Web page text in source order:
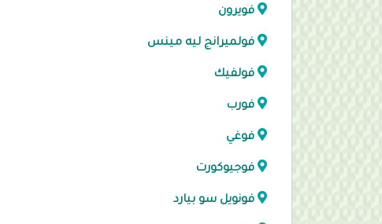
فويرون
فولميرانج ليه مينس
فولفيك
فورب
فوغي
فوجيوكورت
فونويل سو بيارد